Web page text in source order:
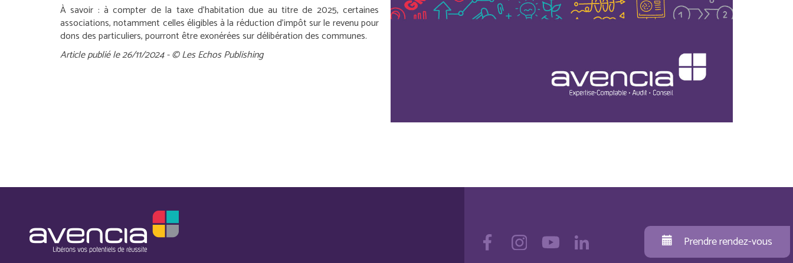
À savoir : à compter de la taxe d’habitation due au titre de 2025, certaines
associations, notamment celles éligibles à la réduction d’impôt sur le revenu pour
dons des particuliers, pourront être exonérées sur délibération des communes.
Article publié le 26/11/2024 - © Les Echos Publishing
Prendre rendez-vous